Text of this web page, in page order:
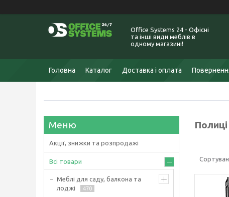
Office Systems 24 - Офісні
та інші види меблів в
одному магазині!
Головна Каталог Доставка і оплата
Акції, знижки та розпродажі
Всі товари
Меблі для саду, балкона та
лоджі
470